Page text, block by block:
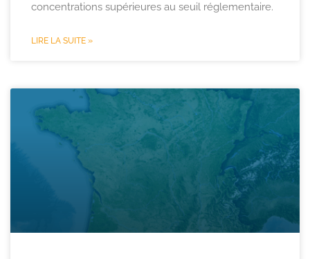
concentrations supérieures au seuil réglementaire.
LIRE LA SUITE »